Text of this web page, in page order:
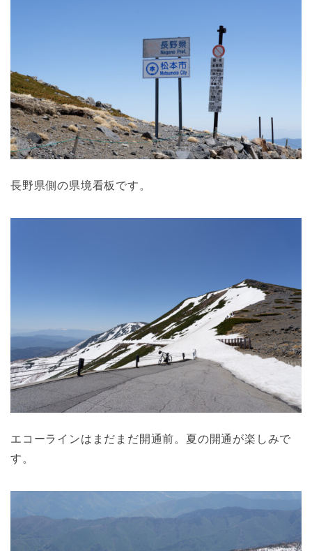
長野県側の県境看板です。
エコーラインはまだまだ開通前。夏の開通が楽しみで
す。